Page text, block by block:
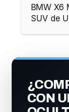
BMW X6
SUV de
CON